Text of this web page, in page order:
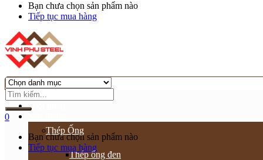
Bạn chưa chọn sản phẩm nào
Tiếp tục mua hàng
0
Bạn chưa chọn sản phẩm nào
Tiếp tục mua hàng
Trang chủ
Giới thiệu
Thép Ống
Thép ống đen